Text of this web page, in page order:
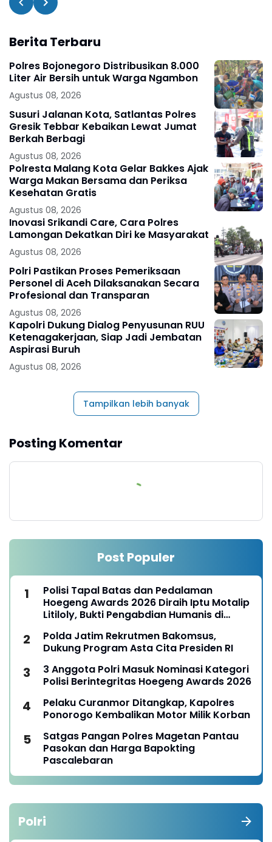
Berita Terbaru
Polres Bojonegoro Distribusikan 8.000
Liter Air Bersih untuk Warga Ngambon
Agustus 08, 2026
Susuri Jalanan Kota, Satlantas Polres
Gresik Tebbar Kebaikan Lewat Jumat
Berkah Berbagi
Agustus 08, 2026
Polresta Malang Kota Gelar Bakkes Ajak
Warga Makan Bersama dan Periksa
Kesehatan Gratis
Agustus 08, 2026
Inovasi Srikandi Care, Cara Polres
Lamongan Dekatkan Diri ke Masyarakat
Agustus 08, 2026
Polri Pastikan Proses Pemeriksaan
Personel di Aceh Dilaksanakan Secara
Profesional dan Transparan
Agustus 08, 2026
Kapolri Dukung Dialog Penyusunan RUU
Ketenagakerjaan, Siap Jadi Jembatan
Aspirasi Buruh
Agustus 08, 2026
Tampilkan lebih banyak
Posting Komentar
Post Populer
Polisi Tapal Batas dan Pedalaman
Hoegeng Awards 2026 Diraih Iptu Motalip
Litiloly, Bukti Pengabdian Humanis di
Polda Jatim Rekrutmen Bakomsus,
Dukung Program Asta Cita Presiden RI
3 Anggota Polri Masuk Nominasi Kategori
Polisi Berintegritas Hoegeng Awards 2026
Pelaku Curanmor Ditangkap, Kapolres
Ponorogo Kembalikan Motor Milik Korban
Satgas Pangan Polres Magetan Pantau
Pasokan dan Harga Bapokting
Pascalebaran
Polri